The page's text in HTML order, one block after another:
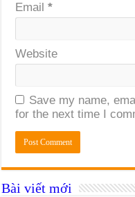
Email*
Website
Save my name,
for the next time I
Bài viết mới